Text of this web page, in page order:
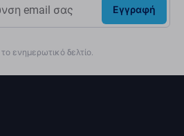
Εγγραφή
ενημερωτικό δελτίο.